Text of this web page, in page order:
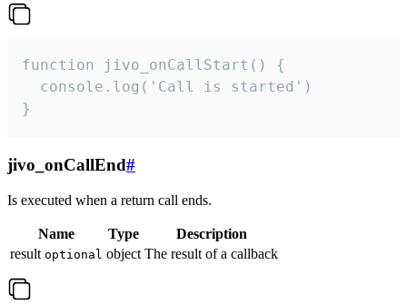
function jivo_onCallStart() {
  console.log('Call is started')
}
jivo_onCallEnd#
Is executed when a return call ends.
Name Type
Description
result optional object The result of a callback